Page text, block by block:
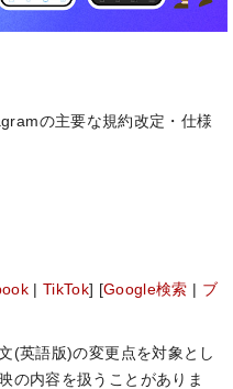
の主要な規約改定・仕様
|TikTok] [Google検索
ブ
(英語版)の変更点を対象とし
の内容を扱うことがありま